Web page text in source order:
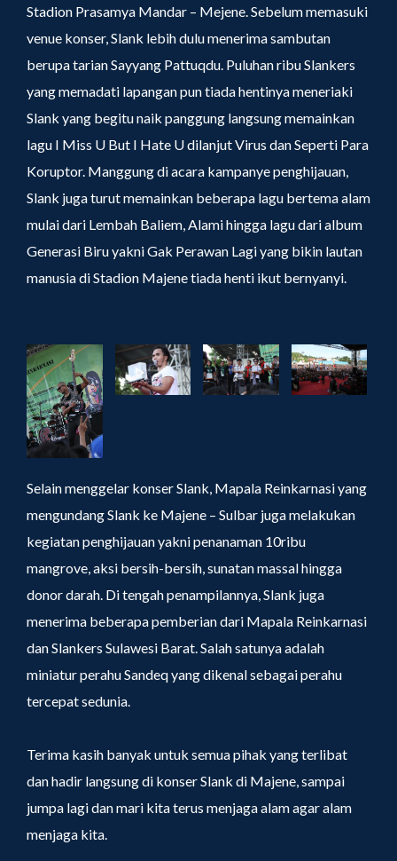
Stadion Prasamya Mandar – Mejene. Sebelum memasuki
venue konser, Slank lebih dulu menerima sambutan
berupa tarian Sayyang Pattuqdu. Puluhan ribu Slankers
yang memadati lapangan pun tiada hentinya meneriaki
Slank yang begitu naik panggung langsung memainkan
lagu I Miss U But I Hate U dilanjut Virus dan Seperti Para
Koruptor. Manggung di acara kampanye penghijauan,
Slank juga turut memainkan beberapa lagu bertema alam
mulai dari Lembah Baliem, Alami hingga lagu dari album
Generasi Biru yakni Gak Perawan Lagi yang bikin lautan
manusia di Stadion Majene tiada henti ikut bernyanyi.
Selain menggelar konser Slank, Mapala Reinkarnasi yang
mengundang Slank ke Majene – Sulbar juga melakukan
kegiatan penghijauan yakni penanaman 10ribu
mangrove, aksi bersih-bersih, sunatan massal hingga
donor darah. Di tengah penampilannya, Slank juga
menerima beberapa pemberian dari Mapala Reinkarnasi
dan Slankers Sulawesi Barat. Salah satunya adalah
miniatur perahu Sandeq yang dikenal sebagai perahu
tercepat sedunia.
Terima kasih banyak untuk semua pihak yang terlibat
dan hadir langsung di konser Slank di Majene, sampai
jumpa lagi dan mari kita terus menjaga alam agar alam
menjaga kita.